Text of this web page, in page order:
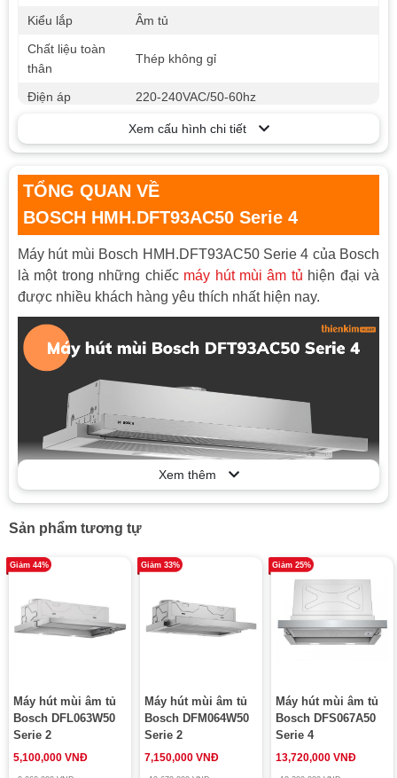
Kiểu lắp
Âm tủ
Chất liệu toàn
thân
Thép không gỉ
Điện áp
220-240VAC/50-60hz
Điều khiển bằng phím bấm điện tử
Khử mùi bằng than hoạt tính và đường
ống thoát ra ngoài Ф 120 mm
Đèn chiếu
2 đèn LED chiếu sáng 3W
Xem cấu hình chi tiết
TỔNG QUAN VỀ
BOSCH HMH.DFT93AC50 Serie 4
Máy hút mùi Bosch HMH.DFT93AC50 Serie 4 của Bosch
là một trong những chiếc máy hút mùi âm tủ hiện đại và
được nhiều khách hàng yêu thích nhất hiện nay.
Sản phẩm thuộc dòng máy hút mùi Series 4 của Bosch
được trang bị đầy đủ các tính năng ưu việt với mức công
suất lớn, độ ồn siêu êm đảm bảo hút sạch hiệu quả các
loại mùi, đem lại không gian thoáng đãng cho căn bếp
mà không ảnh hưởng đến sinh hoạt gia đình.
Bosch HMH.DFT93AC50 Serie 4
phù hợp với
nhiều không gian bếp
Xem thêm
Sản phẩm tương tự
Giảm 44%
Máy hút mùi âm tủ
Bosch DFL063W50
Serie 2
5,100,000 VNĐ
Giảm 33%
Máy hút mùi âm tủ
Bosch DFM064W50
Serie 2
7,150,000 VNĐ
Giảm 25%
Máy hút mùi âm tủ
Bosch DFS067A50
Serie 4
13,720,000 VNĐ